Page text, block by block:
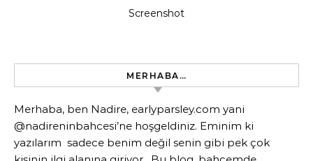
Screenshot
MERHABA…
Merhaba, ben Nadire, earlyparsley.com yani
@nadireninbahcesi’ne hoşgeldiniz. Eminim ki
yazılarım sadece benim değil senin gibi pek çok